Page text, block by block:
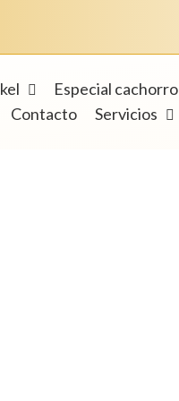
Especial cachorro
Contacto Servicios